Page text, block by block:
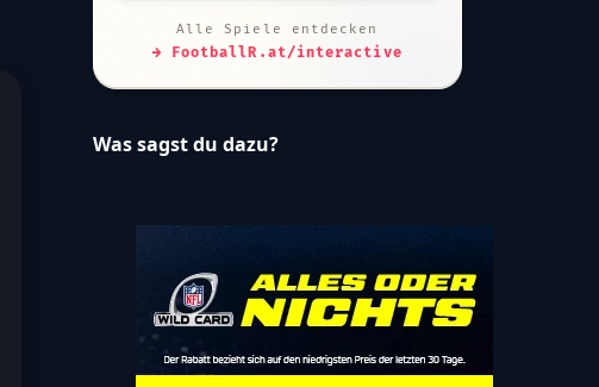
Alle Spiele entdecken
→ FootballR.at/interactive
Was sagst du dazu?